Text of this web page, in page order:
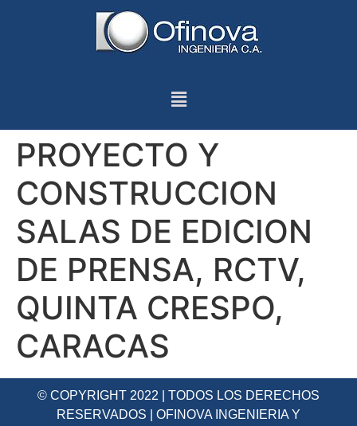
PROYECTO Y
CONSTRUCCION
SALAS DE EDICION
DE PRENSA, RCTV,
QUINTA CRESPO,
CARACAS
© COPYRIGHT 2022 | TODOS LOS DERECHOS
RESERVADOS | OFINOVA INGENIERIA Y